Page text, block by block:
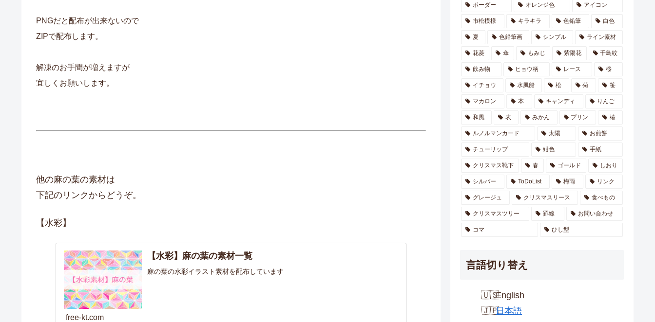
PNGだと配布が出来ないので
ZIPで配布します。
解凍のお手間が増えますが
宜しくお願いします。
他の麻の葉の素材は
下記のリンクからどうぞ。
【水彩】
【水彩】麻の葉の素材一覧
麻の葉の水彩イラスト素材を配布しています
free-kt.com
ボーダー オレンジ色 アイコン
市松模様 キラキラ 色鉛筆 白色
夏 色鉛筆画 シンプル ライン素材
花菱 傘 もみじ 紫陽花 千鳥紋
飲み物 ヒョウ柄 レース 桜
イチョウ 水風船 松 菊 笹
マカロン 本 キャンディ りんご
和風 表 みかん プリン 椿
ルノルマンカード 太陽 お煎餅
チューリップ 紺色 手紙
クリスマス靴下 春 ゴールド しおり
シルバー ToDoList 梅雨 リンク
グレージュ クリスマスリース 食べもの
クリスマスツリー 罫線 お問い合わせ
コマ ひし型
言語切り替え
English
日本語